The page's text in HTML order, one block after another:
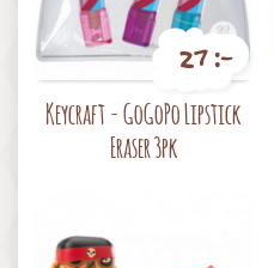
27 :-
Keycraft - GoGoPo Lipstick
Eraser 3pk